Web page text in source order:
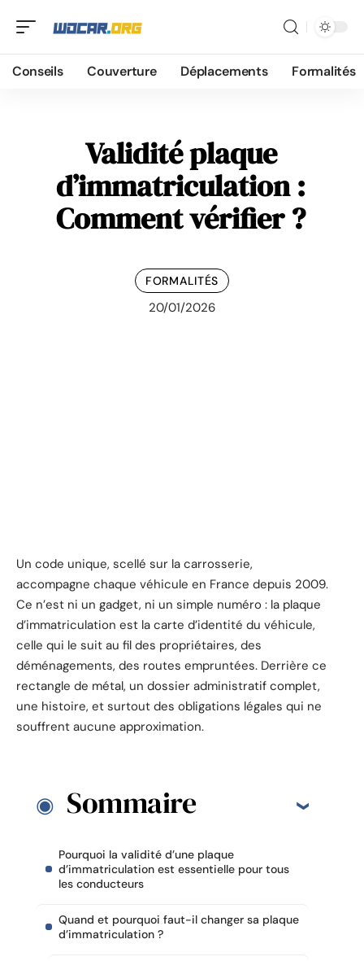
Conseils Couverture Déplacements Formalités
Validité plaque
d’immatriculation :
Comment vérifier ?
FORMALITÉS
20/01/2026
Un code unique, scellé sur la carrosserie,
accompagne chaque véhicule en France depuis 2009.
Ce n’est ni un gadget, ni un simple numéro : la plaque
d’immatriculation est la carte d’identité du véhicule,
celle qui le suit au fil des propriétaires, des
déménagements, des routes empruntées. Derrière ce
rectangle de métal, un dossier administratif complet,
une histoire, et surtout des obligations légales qui ne
souffrent aucune approximation.
Sommaire
Pourquoi la validité d’une plaque
d’immatriculation est essentielle pour tous
les conducteurs
Quand et pourquoi faut-il changer sa plaque
d’immatriculation ?